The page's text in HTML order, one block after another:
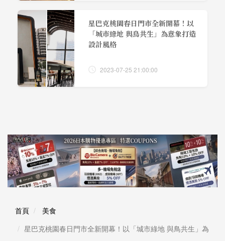
星巴克桃園春日門市全新開幕！以
「城市綠地 與鳥共生」為意象打造
設計風格
2023-07-25 21:00:00
首頁
美食
星巴克桃園春日門市全新開幕！以「城市綠地 與鳥共生」為